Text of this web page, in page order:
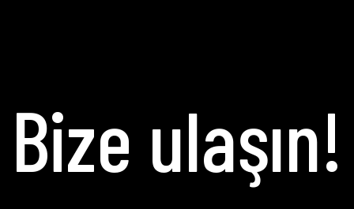
Bize ulaşın!